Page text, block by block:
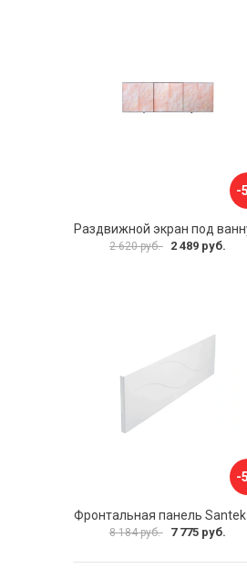
-
2 620 руб. 2 489 руб.
-
8 184 руб. 7 775 руб.